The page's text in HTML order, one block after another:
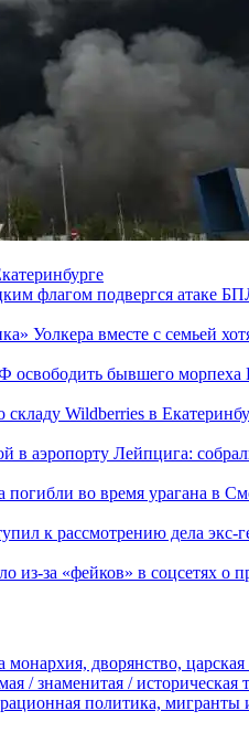
флагом подвергся атаке
Уолкера вместе с семьей
бывшего морпеха
складу Wildberries в
в аэропорту Лейпцига:
во время урагана в
к рассмотрению дела
из-за «фейков» в соцсетях о
монархия, дворянство, царская
/ знаменитая / историческая
политика, мигранты